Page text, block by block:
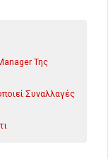
Της
Συναλλαγές